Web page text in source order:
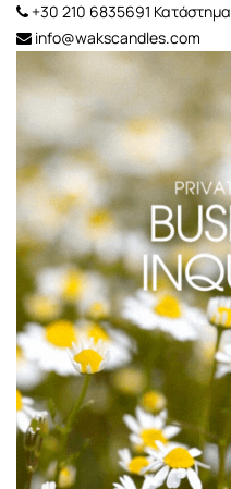
+30 210 6835691 Κατάστημα
info@wakscandles.com